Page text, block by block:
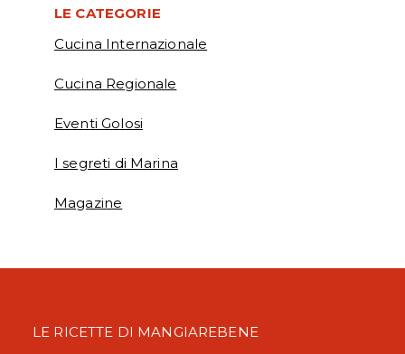
LE CATEGORIE
Cucina Internazionale
Cucina Regionale
Eventi Golosi
I segreti di Marina
Magazine
LE RICETTE DI MANGIAREBENE